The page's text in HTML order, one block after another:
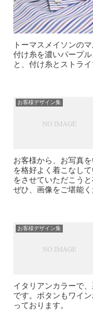
トーマスメイソンの
付け糸を濃いパープ
と、付け糸とストラ
お客様デザイン集
お客様から、お写真
を格好よく着こなし
をさせていただこう
ぜひ、画像をご堪能
お客様デザイン集
イタリアンカラーで
です。ボタンもワイ
っております。